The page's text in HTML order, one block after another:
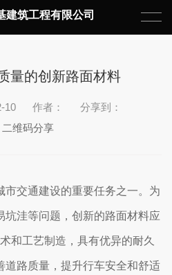
建筑工程有限公司
量的创新路面材料
10 作者：
分享到：
二维码分享
市交通建设的重要任务之一。为
坑洼等问题，创新的路面材料应
和工艺制造，具有优异的耐久
道路质量，提升行车安全和舒适